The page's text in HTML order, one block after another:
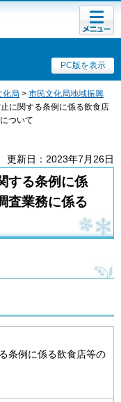
PC版を表示
メニュ
ー
化局 > 市民文化局地域振興
に関する条例に係る飲食店
ついて
更新日：2023年7月26日
する条例に係
査業務に係る
条例に係る飲食店等の